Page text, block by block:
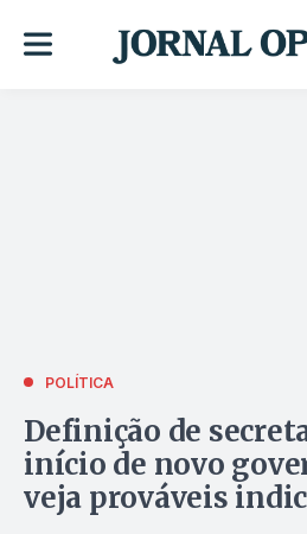
POLÍTICA
Definição de
início de novo
veja prováveis